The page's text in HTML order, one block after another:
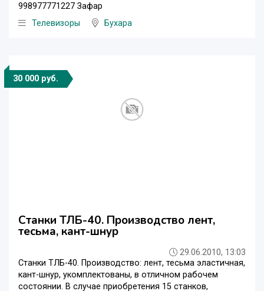
998977771227 Зафар
Телевизоры
Бухара
30 000 руб.
Станки ТЛБ-40. Производство лент,
тесьма, кант-шнур
29.06.2010, 13:03
Станки ТЛБ-40. Производство: лент, тесьма эластичная,
кант-шнур, укомплектованы, в отличном рабочем
состоянии. В случае приобретения 15 станков,